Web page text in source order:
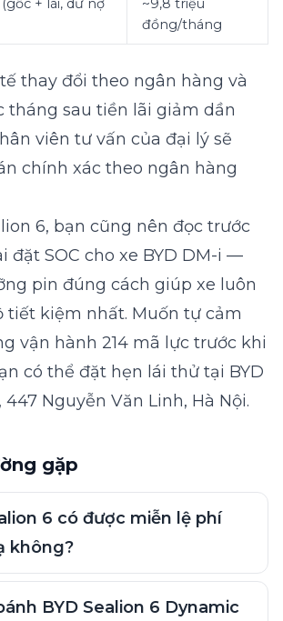
+ lãi, dư nợ
~9,8 triệu
đồng/tháng
thay đổi theo ngân hàng và
tháng sau tiền lãi giảm dần
viên tư vấn của đại lý sẽ
chính xác theo ngân hàng
6, bạn cũng nên đọc trước
đặt SOC cho xe BYD DM-i —
pin đúng cách giúp xe luôn
tiết kiệm nhất. Muốn tự cảm
vận hành 214 mã lực trước khi
có thể đặt hẹn lái thử tại BYD
447 Nguyễn Văn Linh, Hà Nội.
gặp
6 có được miễn lệ phí
không?
BYD Sealion 6 Dynamic